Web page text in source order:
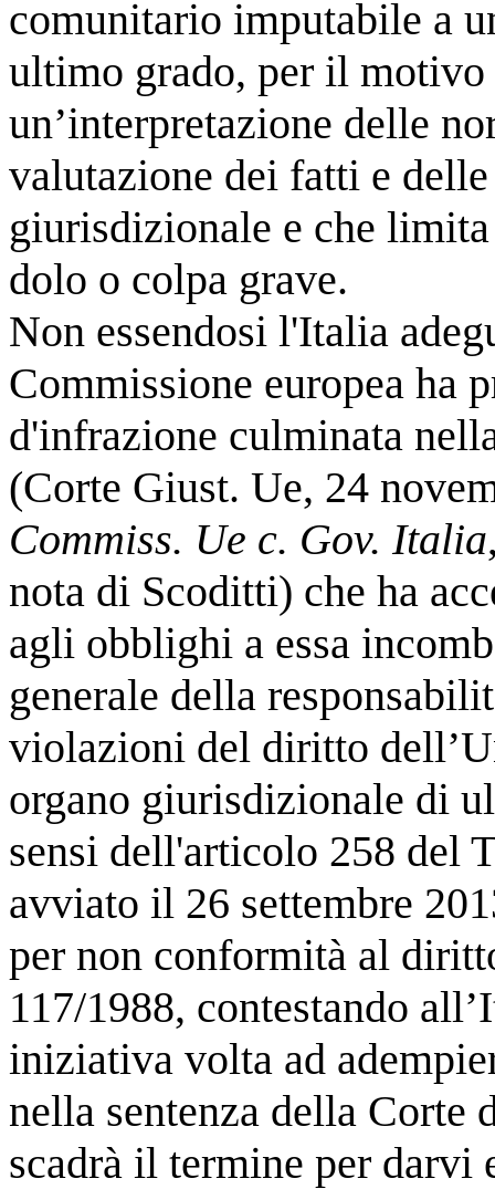
comunitario imputabile a
ultimo grado, per il
un’interpretazione delle
valutazione dei fatti e
giurisdizionale e che
dolo o colpa grave.
Non essendosi l'Italia
Commissione europea ha
d'infrazione culminata
(Corte Giust. Ue, 24
Commiss. Ue c. Gov. Italia
nota di Scoditti) che ha
agli obblighi a essa
generale della
violazioni del diritto
organo giurisdizionale di
sensi dell'articolo 258 del
avviato il 26 settembre
per non conformità al
117/1988, contestando
iniziativa volta ad
nella sentenza della Corte
scadrà il termine per darvi